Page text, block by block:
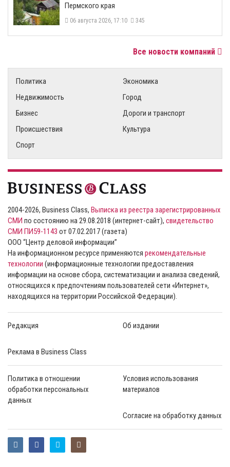
Пермского края
06 августа 2026, 17:10 345
Все новости компаний
Политика
Экономика
Недвижимость
Город
Бизнес
Дороги и транспорт
Происшествия
Культура
Спорт
2004-2026, Business Class, Выписка из реестра зарегистрированных
СМИ по состоянию на 29.08.2018 (интернет-сайт), свидетельство
СМИ ПИ59-1143 от 07.02.2017 (газета)
ООО “Центр деловой информации”
На информационном ресурсе применяются рекомендательные
технологии (информационные технологии предоставления
информации на основе сбора, систематизации и анализа сведений,
относящихся к предпочтениям пользователей сети «Интернет»,
находящихся на территории Российской Федерации).
Редакция Об издании
Реклама в Business Class
Политика в отношении
обработки персональных
данных
Условия использования
материалов
Согласие на обработку данных